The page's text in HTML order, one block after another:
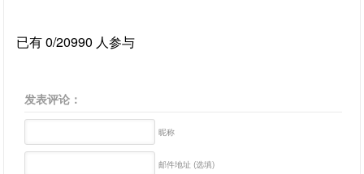
已有 0/20990 人参与
发表评论：
昵称
邮件地址 (选填)